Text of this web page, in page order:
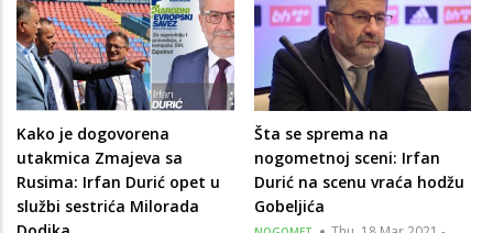
Kako je dogovorena
utakmica Zmajeva sa
Rusima: Irfan Durić opet u
službi sestrića Milorada
Šta se sprema na
nogometnoj sceni: Irfan
Durić na scenu vraća hodžu
Gobeljića